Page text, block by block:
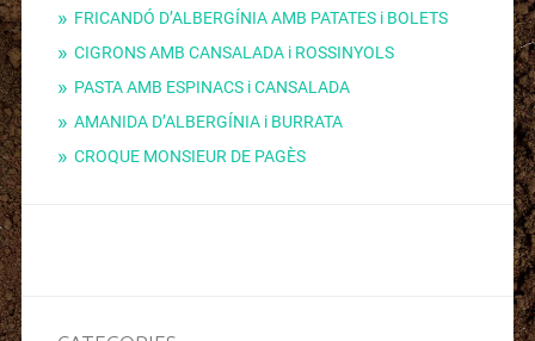
FRICANDÓ D’ALBERGÍNIA AMB PATATES i BOLETS
CIGRONS AMB CANSALADA i ROSSINYOLS
PASTA AMB ESPINACS i CANSALADA
AMANIDA D’ALBERGÍNIA i BURRATA
CROQUE MONSIEUR DE PAGÈS